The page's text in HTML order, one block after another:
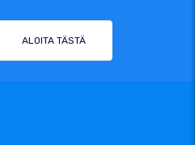
ALOITA TÄSTÄ